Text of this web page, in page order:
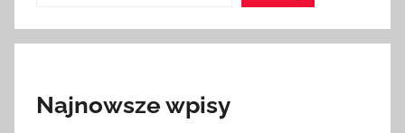
Najnowsze wpisy